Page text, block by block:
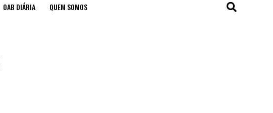
OAB DIÁRIA QUEM SOMOS